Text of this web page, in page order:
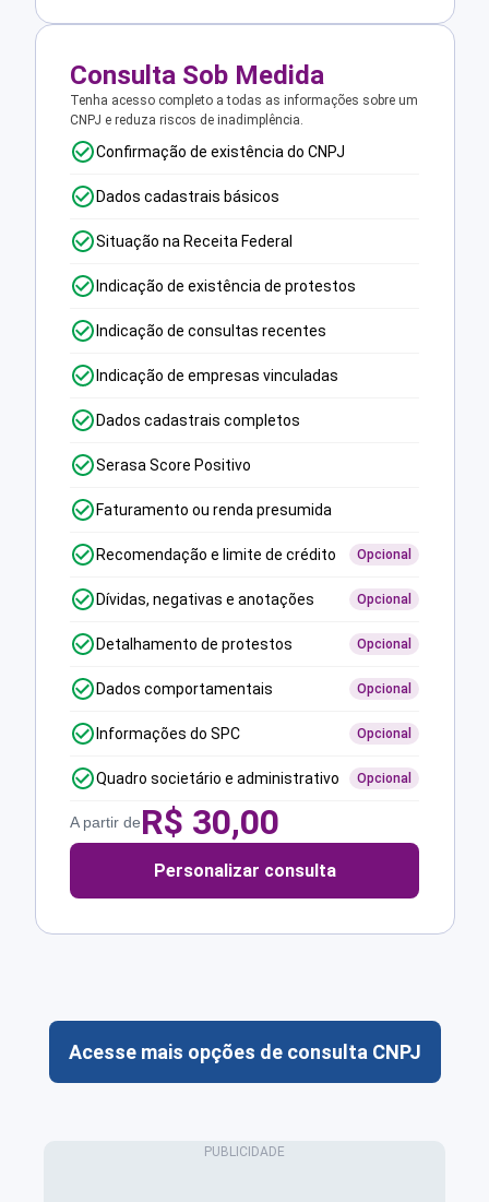
Consulta Sob Medida
Tenha acesso completo a todas as informações sobre um
CNPJ e reduza riscos de inadimplência.
Confirmação de existência do CNPJ
Dados cadastrais básicos
Situação na Receita Federal
Indicação de existência de protestos
Indicação de consultas recentes
Indicação de empresas vinculadas
Dados cadastrais completos
Serasa Score Positivo
Faturamento ou renda presumida
Recomendação e limite de crédito Opcional
Dívidas, negativas e anotações Opcional
Detalhamento de protestos Opcional
Dados comportamentais Opcional
Informações do SPC Opcional
Quadro societário e administrativo Opcional
A partir deR$ 30,00
Personalizar consulta
Acesse mais opções de consulta CNPJ